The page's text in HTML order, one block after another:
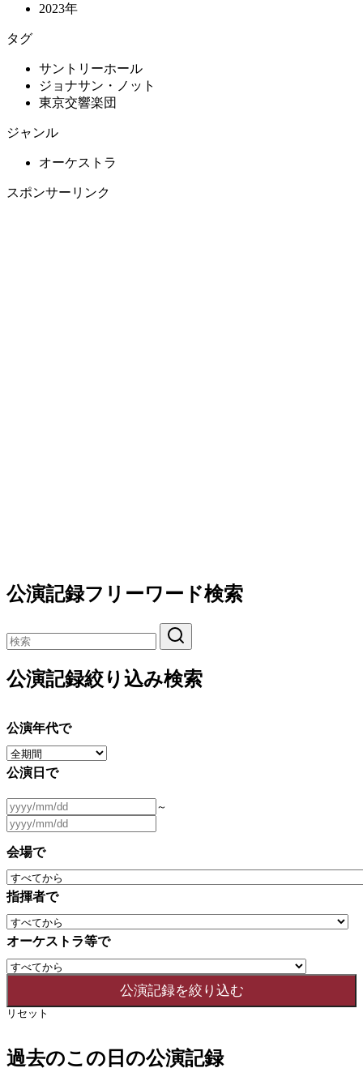
2023年
タグ
サントリーホール
ジョナサン・ノット
東京交響楽団
ジャンル
オーケストラ
スポンサーリンク
公演記録フリーワード検索
公演記録絞り込み検索
公演年代で
公演日で
～
会場で
指揮者で
オーケストラ等で
リセット
過去のこの日の公演記録